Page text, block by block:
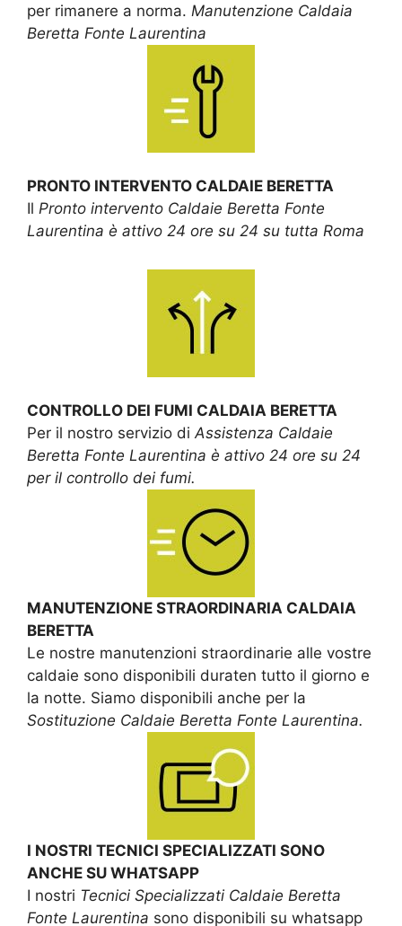
per rimanere a norma. Manutenzione Caldaia
Beretta Fonte Laurentina
PRONTO INTERVENTO CALDAIE BERETTA
Il Pronto intervento Caldaie Beretta Fonte
Laurentina è attivo 24 ore su 24 su tutta Roma
CONTROLLO DEI FUMI CALDAIA BERETTA
Per il nostro servizio di Assistenza Caldaie
Beretta Fonte Laurentina è attivo 24 ore su 24
per il controllo dei fumi.
MANUTENZIONE STRAORDINARIA CALDAIA
BERETTA
Le nostre manutenzioni straordinarie alle vostre
caldaie sono disponibili duraten tutto il giorno e
la notte. Siamo disponibili anche per la
Sostituzione Caldaie Beretta Fonte Laurentina.
I NOSTRI TECNICI SPECIALIZZATI SONO
ANCHE SU WHATSAPP
I nostri Tecnici Specializzati Caldaie Beretta
Fonte Laurentina sono disponibili su whatsapp